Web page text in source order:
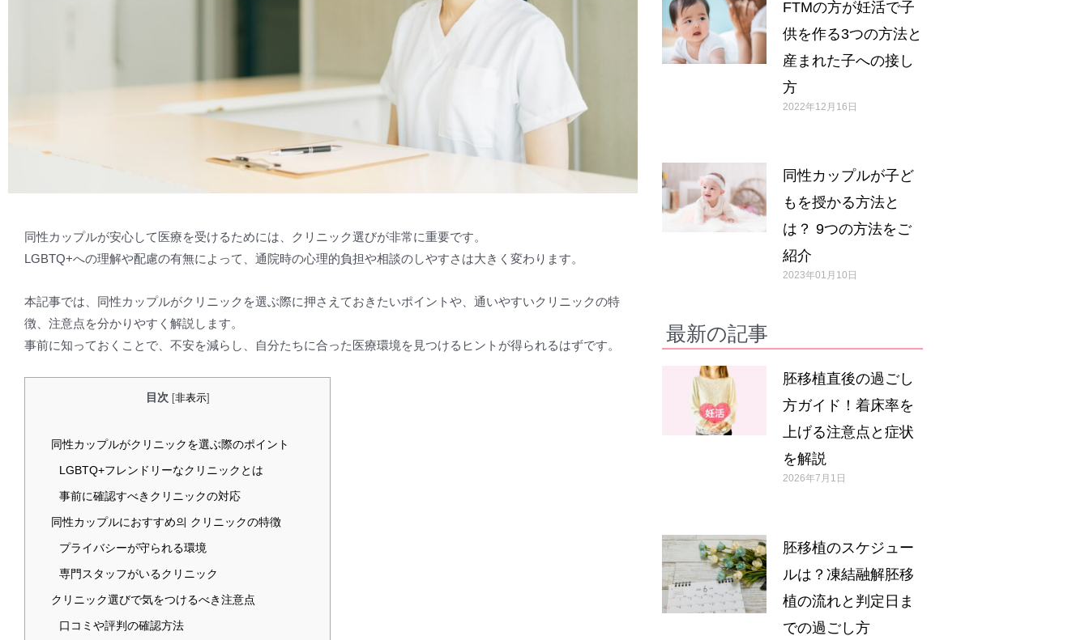
同性カップルが安心して医療を受けるためには、クリニック選びが非常に重要です。
LGBTQ+への理解や配慮の有無によって、通院時の心理的負担や相談のしやすさは大きく変わります。
本記事では、同性カップルがクリニックを選ぶ際に押さえておきたいポイントや、通いやすいクリニックの特
徴、注意点を分かりやすく解説します。
事前に知っておくことで、不安を減らし、自分たちに合った医療環境を見つけるヒントが得られるはずです。
目次 [非表示]
同性カップルがクリニックを選ぶ際のポイント
LGBTQ+フレンドリーなクリニックとは
事前に確認すべきクリニックの対応
同性カップルにおすすめ의 クリニックの特徴
プライバシーが守られる環境
専門スタッフがいるクリニック
クリニック選びで気をつけるべき注意点
口コミや評判の確認方法
FTMの方が妊活で子
供を作る3つの方法と
産まれた子への接し
方
2022年12月16日
同性カップルが子ど
もを授かる方法と
は？ 9つの方法をご
紹介
2023年01月10日
最新の記事
胚移植直後の過ごし
方ガイド！着床率を
上げる注意点と症状
を解説
2026年7月1日
胚移植のスケジュー
ルは？凍結融解胚移
植の流れと判定日ま
での過ごし方